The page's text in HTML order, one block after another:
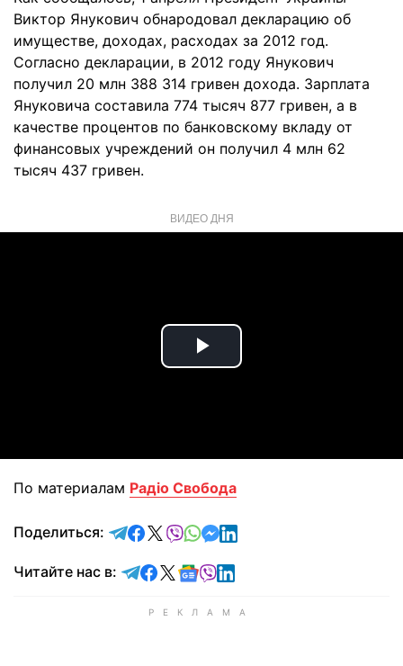
Виктор Янукович обнародовал декларацию об
имуществе, доходах, расходах за 2012 год.
Согласно декларации, в 2012 году Янукович
получил 20 млн 388 314 гривен дохода. Зарплата
Януковича составила 774 тысяч 877 гривен, а в
качестве процентов по банковскому вкладу от
финансовых учреждений он получил 4 млн 62
тысяч 437 гривен.
ВИДЕО ДНЯ
Play
По материалам Радіо Свобода
Поделиться: отправить в Telegram
поделиться в Facebook
поделиться в X
отправить в Viber
отправить в Whatsapp
отправить в Messenger
отправить в LinkedIn
Читайте нас в: Читайте в Telegram
Читайте в Facebook
Читайте в X
Читайте в Google news
Читайте в Viber
Читайте в LinkedIn